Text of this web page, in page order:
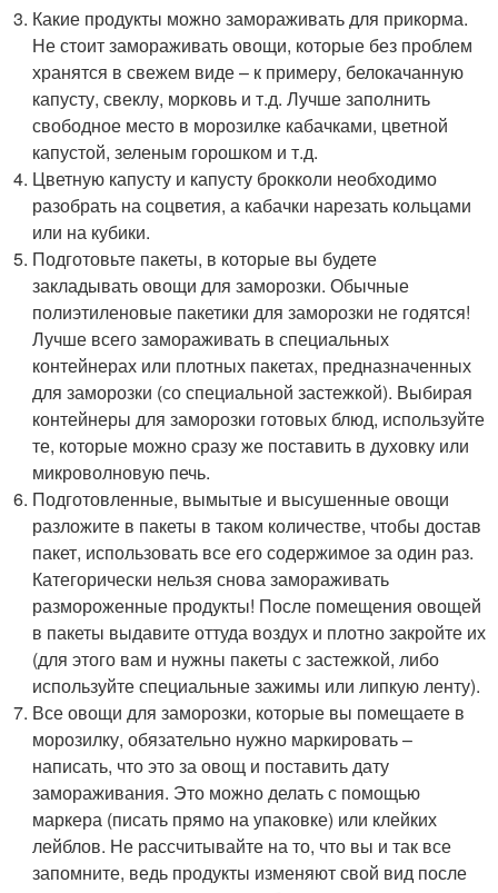
Какие продукты можно замораживать для прикорма.
Не стоит замораживать овощи, которые без проблем
хранятся в свежем виде – к примеру, белокачанную
капусту, свеклу, морковь и т.д. Лучше заполнить
свободное место в морозилке кабачками, цветной
капустой, зеленым горошком и т.д.
Цветную капусту и капусту брокколи необходимо
разобрать на соцветия, а кабачки нарезать кольцами
или на кубики.
Подготовьте пакеты, в которые вы будете
закладывать овощи для заморозки. Обычные
полиэтиленовые пакетики для заморозки не годятся!
Лучше всего замораживать в специальных
контейнерах или плотных пакетах, предназначенных
для заморозки (со специальной застежкой). Выбирая
контейнеры для заморозки готовых блюд, используйте
те, которые можно сразу же поставить в духовку или
микроволновую печь.
Подготовленные, вымытые и высушенные овощи
разложите в пакеты в таком количестве, чтобы достав
пакет, использовать все его содержимое за один раз.
Категорически нельзя снова замораживать
размороженные продукты! После помещения овощей
в пакеты выдавите оттуда воздух и плотно закройте их
(для этого вам и нужны пакеты с застежкой, либо
используйте специальные зажимы или липкую ленту).
Все овощи для заморозки, которые вы помещаете в
морозилку, обязательно нужно маркировать –
написать, что это за овощ и поставить дату
замораживания. Это можно делать с помощью
маркера (писать прямо на упаковке) или клейких
лейблов. Не рассчитывайте на то, что вы и так все
запомните, ведь продукты изменяют свой вид после